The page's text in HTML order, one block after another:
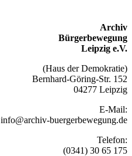
Archiv
Bürgerbewegung
Leipzig e.V.
(Haus der Demokratie)
Bernhard-Göring-Str. 152
04277 Leipzig
E-Mail:
info@archiv-buergerbewegung.de
Telefon:
(0341) 30 65 175